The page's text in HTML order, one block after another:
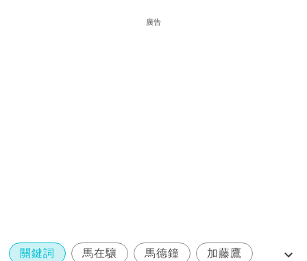
廣告
關鍵詞 馬在驤 馬德鐘 加藤鷹